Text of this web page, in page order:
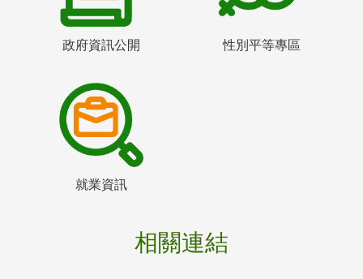
政府資訊公開 性別平等專區
就業資訊
相關連結